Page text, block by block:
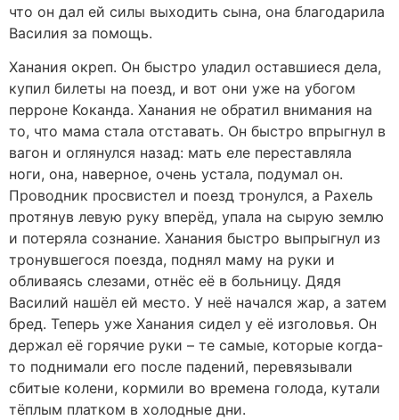
что он дал ей силы выходить сына, она благодарила
Василия за помощь.
Ханания окреп. Он быстро уладил оставшиеся дела,
купил билеты на поезд, и вот они уже на убогом
перроне Коканда. Ханания не обратил внимания на
то, что мама стала отставать. Он быстро впрыгнул в
вагон и оглянулся назад: мать еле переставляла
ноги, она, наверное, очень устала, подумал он.
Проводник просвистел и поезд тронулся, а Рахель
протянув левую руку вперёд, упала на сырую землю
и потеряла сознание. Ханания быстро выпрыгнул из
тронувшегося поезда, поднял маму на руки и
обливаясь слезами, отнёс её в больницу. Дядя
Василий нашёл ей место. У неё начался жар, а затем
бред. Теперь уже Ханания сидел у её изголовья. Он
держал её горячие руки – те самые, которые когда-
то поднимали его после падений, перевязывали
сбитые колени, кормили во времена голода, кутали
тёплым платком в холодные дни.